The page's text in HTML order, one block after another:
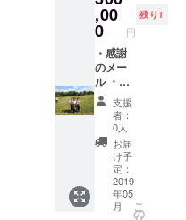
す。) ・
コー
ヒー豆
（ラオ
ス特産
品） ・
オリジ
ナル記
念トロ
フィー
内にて2
回の開
催を予
定して
おりま
す。詳
細につ
いて
は、決
定次第
直ぐに
ご連絡
させて
いただ
きま
,00
0 円
残り1
・感謝
のメー
ル ・活
動報告
メール
・子供
達から
の感謝
の手紙
・報告
冊子 ・
報告会
支援
者：
0人
お届
け予
定：
2019
年05
月
こ
の